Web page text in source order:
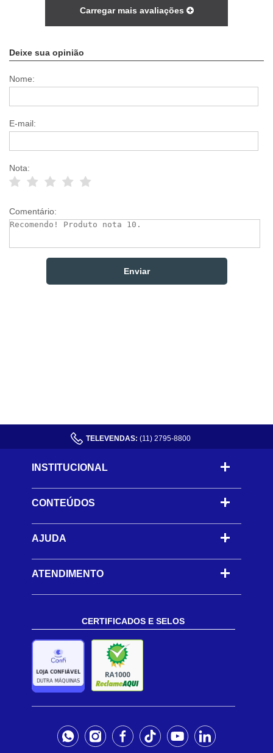
Carregar mais avaliações
Deixe sua opinião
Nome:
E-mail:
Nota:
Comentário:
TELEVENDAS: (11) 2795-8800
INSTITUCIONAL
CONTEÚDOS -
AJUDA -
ATENDIMENTO
CERTIFICADOS E SELOS